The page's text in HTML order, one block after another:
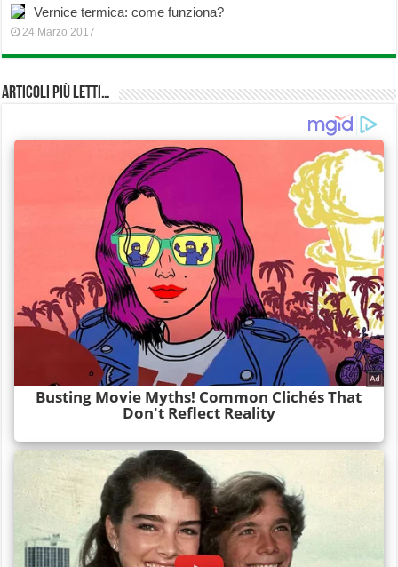
Vernice termica: come funziona?
24 Marzo 2017
Articoli più Letti…